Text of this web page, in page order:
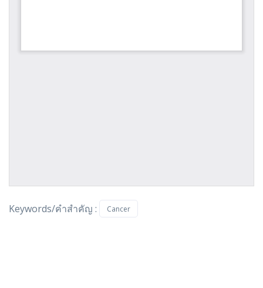
Keywords/คำสำคัญ : Cancer